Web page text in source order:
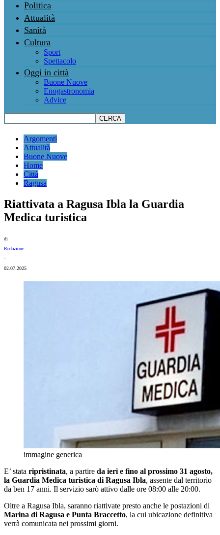
Politica
Attualità
Sanità
Cultura
Sport
Spettacolo
Oggi in città
Buone Nuove
Enogastronomia
Advice
Argomenti
Attualità
Buone Nuove
Home
Città
Ragusa
Riattivata a Ragusa Ibla la Guardia
Medica turistica
di
Redazione
-
02.07.2025
immagine generica
E’ stata ripristinata, a partire da ieri e fino al prossimo 31 agosto,
la Guardia Medica turistica di Ragusa Ibla, assente dal territorio
da ben 17 anni. Il servizio sarò attivo dalle ore 08:00 alle 20:00.
Oltre a Ragusa Ibla, saranno riattivate presto anche le postazioni di
Marina di Ragusa e Punta Braccetto, la cui ubicazione definitiva
verrà comunicata nei prossimi giorni.